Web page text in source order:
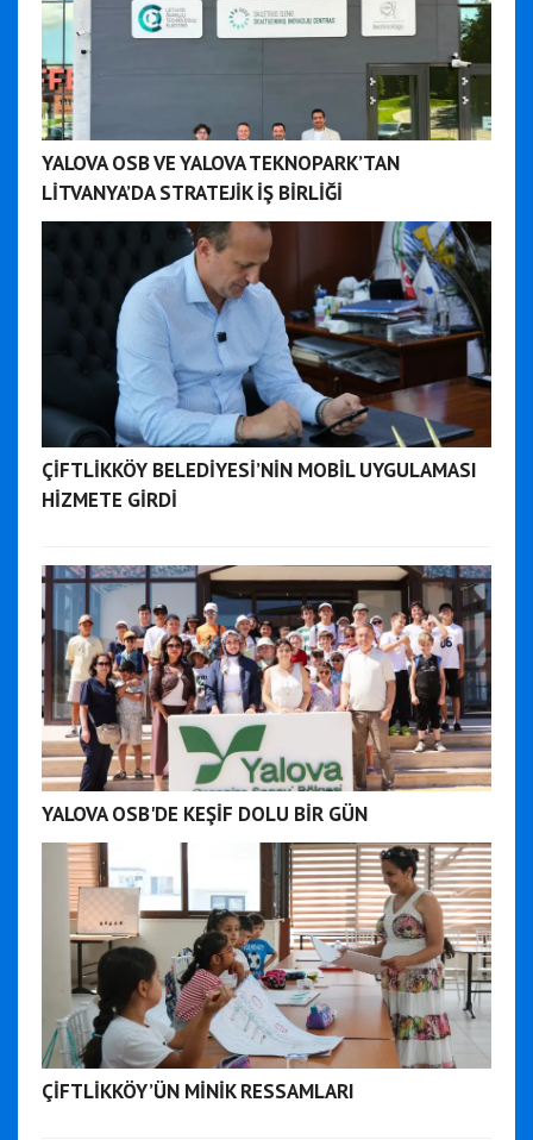
YALOVA OSB VE YALOVA TEKNOPARK’TAN
LİTVANYA’DA STRATEJİK İŞ BİRLİĞİ
ÇİFTLİKKÖY BELEDİYESİ’NİN MOBİL UYGULAMASI
HİZMETE GİRDİ
YALOVA OSB'DE KEŞİF DOLU BİR GÜN
ÇİFTLİKKÖY’ÜN MİNİK RESSAMLARI